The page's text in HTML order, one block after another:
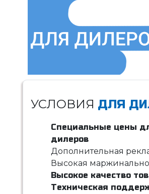
УСЛОВИЯ ДЛЯ
Специальные цены
дилеров
Дополнительная
Высокая
Высокое качество
Техническая